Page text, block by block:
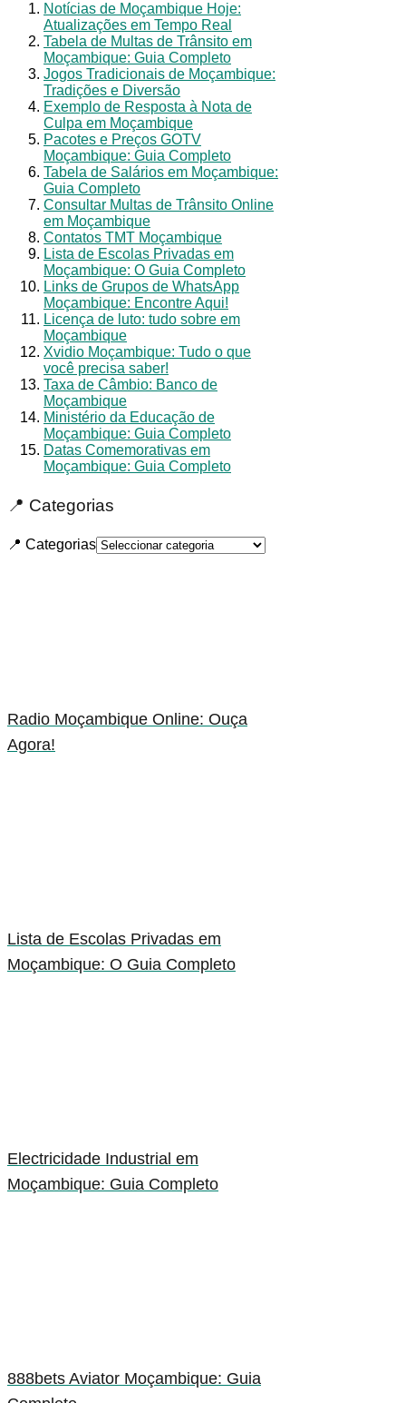
Notícias de Moçambique Hoje:
Atualizações em Tempo Real
Tabela de Multas de Trânsito em
Moçambique: Guia Completo
Jogos Tradicionais de Moçambique:
Tradições e Diversão
Exemplo de Resposta à Nota de
Culpa em Moçambique
Pacotes e Preços GOTV
Moçambique: Guia Completo
Tabela de Salários em Moçambique:
Guia Completo
Consultar Multas de Trânsito Online
em Moçambique
Contatos TMT Moçambique
Lista de Escolas Privadas em
Moçambique: O Guia Completo
Links de Grupos de WhatsApp
Moçambique: Encontre Aqui!
Licença de luto: tudo sobre em
Moçambique
Xvidio Moçambique: Tudo o que
você precisa saber!
Taxa de Câmbio: Banco de
Moçambique
Ministério da Educação de
Moçambique: Guia Completo
Datas Comemorativas em
Moçambique: Guia Completo
📍 Categorias
📍 Categorias
Radio Moçambique Online: Ouça
Agora!
Lista de Escolas Privadas em
Moçambique: O Guia Completo
Electricidade Industrial em
Moçambique: Guia Completo
888bets Aviator Moçambique: Guia